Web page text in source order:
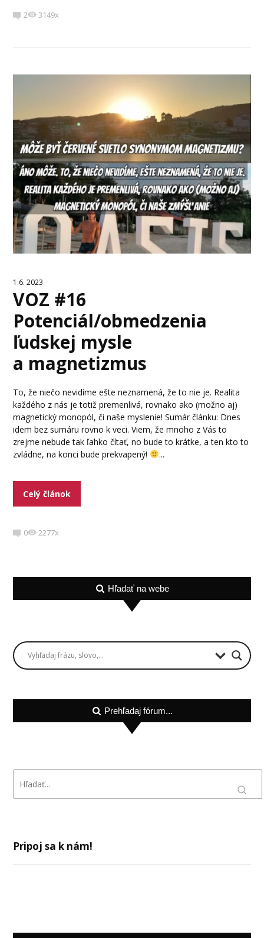
2 3149x
1.6. 2023
VOZ #16
Potenciál/obmedzenia
ľudskej mysle
a magnetizmus
To, že niečo nevidíme ešte neznamená, že to nie je. Realita
každého z nás je totiž premenlivá, rovnako ako (možno aj)
magnetický monopól, či naše myslenie! Sumár článku: Dnes
idem bez sumáru rovno k veci. Viem, že mnoho z Vás to
zrejme nebude tak ľahko čítať, no bude to krátke, a ten kto to
zvládne, na konci bude prekvapený!
...
Celý článok
0 2277x
Hľadať na webe
Prehľadaj fórum...
Pripoj sa k nám!